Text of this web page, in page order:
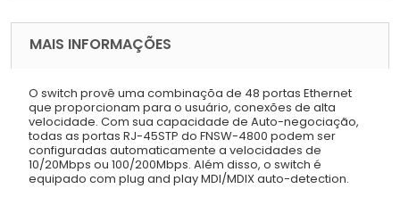
MAIS INFORMAÇÕES
O switch provê uma combinaçõa de 48 portas Ethernet
que proporcionam para o usuário, conexões de alta
velocidade. Com sua capacidade de Auto-negociação,
todas as portas RJ-45STP do FNSW-4800 podem ser
configuradas automaticamente a velocidades de
10/20Mbps ou 100/200Mbps. Além disso, o switch é
equipado com plug and play MDI/MDIX auto-detection.